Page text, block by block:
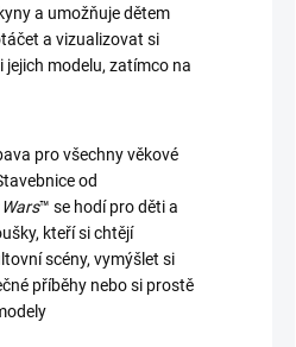
a umožňuje dětem
a vizualizovat si
jejich modelu, zatímco na
pro všechny věkové
od
™ se hodí pro děti a
kteří si chtějí
scény, vymýšlet si
příběhy nebo si prostě